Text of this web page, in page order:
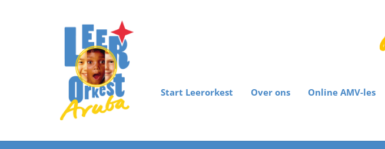
Start Leerorkest Over ons Online AMV-les